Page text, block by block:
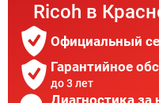
Ricoh в
Официальный
Гарантийное
до 3 лет
Диагностика за